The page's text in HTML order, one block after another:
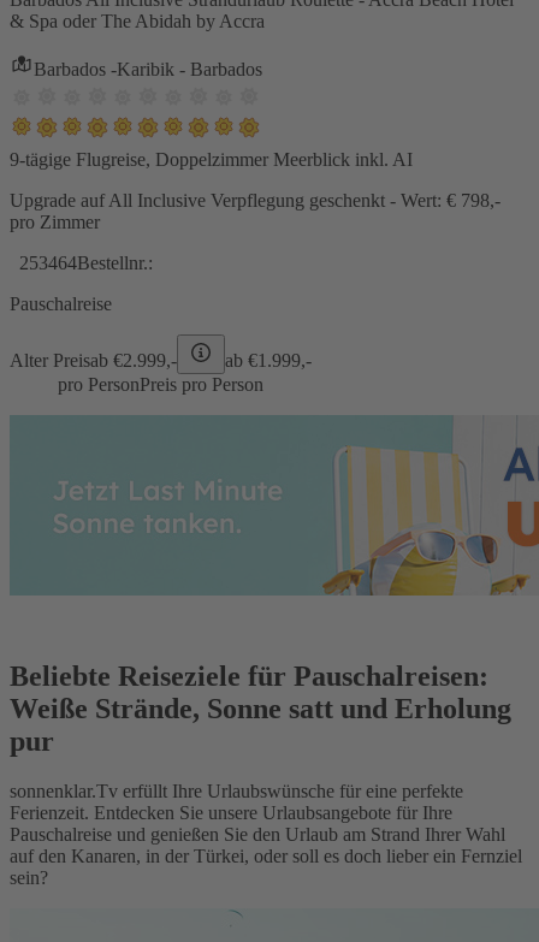
& Spa oder The Abidah by Accra
Barbados -Karibik - Barbados
9-tägige Flugreise, Doppelzimmer Meerblick inkl. AI
Upgrade auf All Inclusive Verpflegung geschenkt - Wert: € 798,-
pro Zimmer
253464Bestellnr.:
Pauschalreise
Alter Preisab €2.999,- ab €1.999,-
pro PersonPreis pro Person
Beliebte Reiseziele für Pauschalreisen:
Weiße Strände, Sonne satt und Erholung
pur
sonnenklar.Tv erfüllt Ihre Urlaubswünsche für eine perfekte
Ferienzeit. Entdecken Sie unsere Urlaubsangebote für Ihre
Pauschalreise und genießen Sie den Urlaub am Strand Ihrer Wahl
auf den Kanaren, in der Türkei, oder soll es doch lieber ein Fernziel
sein?